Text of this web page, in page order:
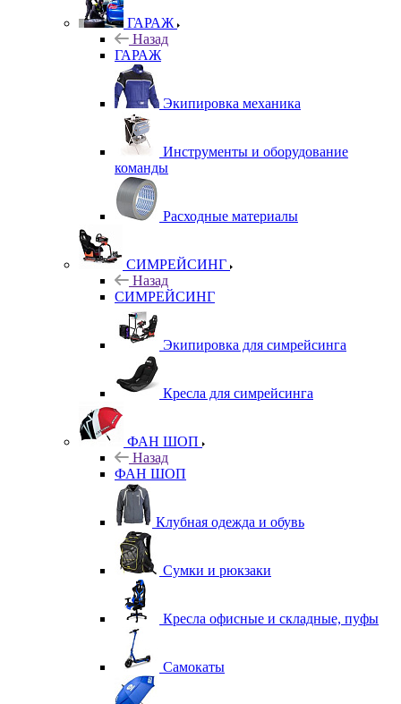
ГАРАЖ
Назад
ГАРАЖ
Экипировка механика
Инструменты и оборудование
команды
Расходные материалы
СИМРЕЙСИНГ
Назад
СИМРЕЙСИНГ
Экипировка для симрейсинга
Кресла для симрейсинга
ФАН ШОП
Назад
ФАН ШОП
Клубная одежда и обувь
Сумки и рюкзаки
Кресла офисные и складные, пуфы
Самокаты